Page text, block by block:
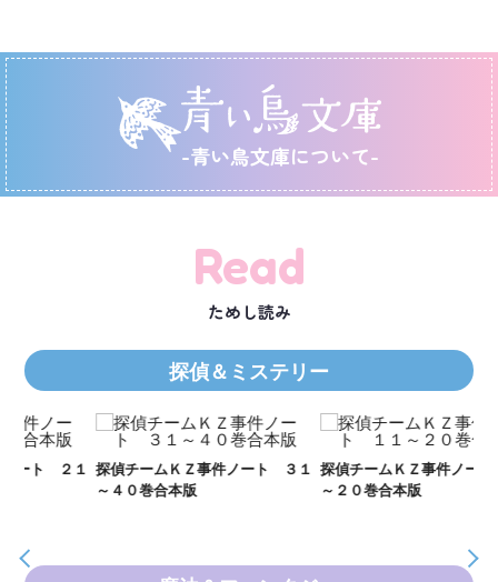
-青い鳥文庫について-
Read
ためし読み
探偵＆ミステリー
探偵チームＫＺ事件ノート ３１
～４０巻合本版
探偵チームＫＺ事件ノート １１
～２０巻合本版